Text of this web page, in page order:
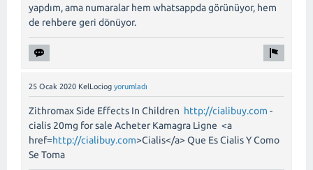
yapdım, ama numaralar hem whatsappda görünüyor, hem
de rehbere geri dönüyor.
25 Ocak 2020 KelLociog yorumladı
Zithromax Side Effects In Children http://cialibuy.com -
cialis 20mg for sale Acheter Kamagra Ligne <a
href=http://cialibuy.com>Cialis</a> Que Es Cialis Y Como
Se Toma